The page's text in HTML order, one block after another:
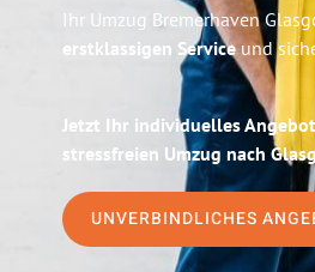
Ihr Umzug Bremerhaven
erstklassigen Serviceund
Jetzt Ihr individuelles
stressfreien Umzug nach
UNVERBINDLICHES